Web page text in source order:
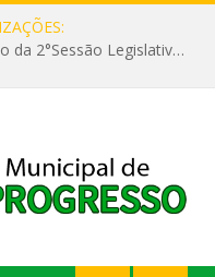
11ª Reunião Ordinária do 1° Período da 2°Sessão Legislativa da 9ª Legislatura do Poder Legislativo